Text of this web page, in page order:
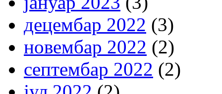
децембар 2022 (3)
новембар 2022 (2)
септембар 2022 (2)